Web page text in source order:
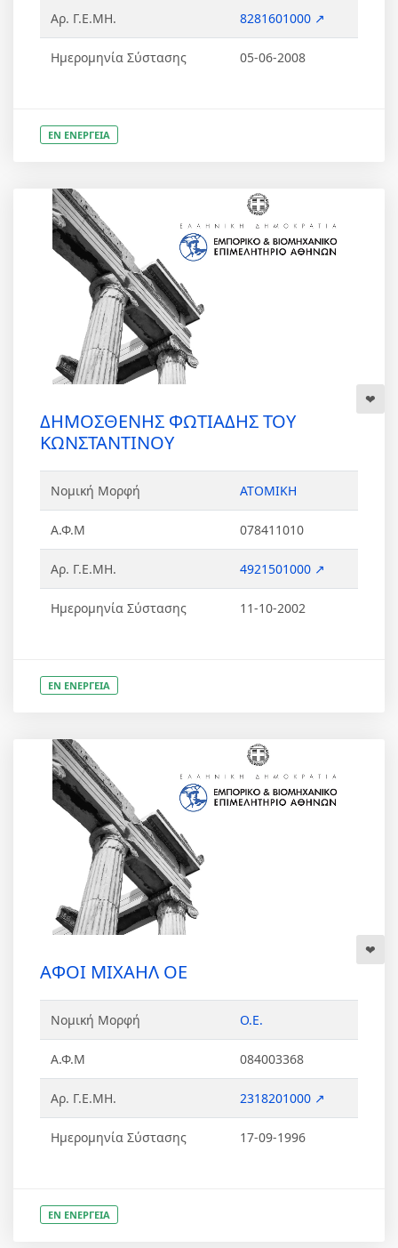
Αρ. Γ.Ε.ΜΗ. 8281601000 ↗
Ημερομηνία Σύστασης 05-06-2008
ΕΝ ΕΝΕΡΓΕΙΑ
ΔΗΜΟΣΘΕΝΗΣ ΦΩΤΙΑΔΗΣ ΤΟΥ
ΚΩΝΣΤΑΝΤΙΝΟΥ
Νομική Μορφή ΑΤΟΜΙΚΗ
Α.Φ.Μ 078411010
Αρ. Γ.Ε.ΜΗ. 4921501000 ↗
Ημερομηνία Σύστασης 11-10-2002
ΕΝ ΕΝΕΡΓΕΙΑ
ΑΦΟΙ ΜΙΧΑΗΛ ΟΕ
Νομική Μορφή Ο.Ε.
Α.Φ.Μ 084003368
Αρ. Γ.Ε.ΜΗ. 2318201000 ↗
Ημερομηνία Σύστασης 17-09-1996
ΕΝ ΕΝΕΡΓΕΙΑ